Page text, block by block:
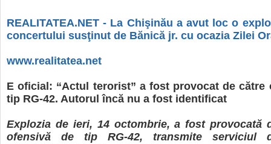
REALITATEA.NET - La Chişinău a avut loc o
concertului susţinut de Bănică jr. cu ocazia Zilei
www.realitatea.net
E oficial: “Actul terorist” a fost provocat de către
tip RG-42. Autorul încă nu a fost identificat
Explozia de ieri, 14 octombrie, a fost provocată
ofensivă de tip RG-42, transmite serviciul